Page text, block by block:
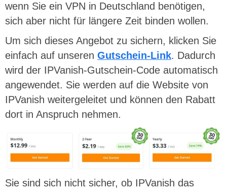
wenn Sie ein VPN in Deutschland benötigen,
sich aber nicht für längere Zeit binden wollen.
Um sich dieses Angebot zu sichern, klicken Sie
einfach auf unseren Gutschein-Link. Dadurch
wird der IPVanish-Gutschein-Code automatisch
angewendet. Sie werden auf die Website von
IPVanish weitergeleitet und können den Rabatt
dort in Anspruch nehmen.
Sie sind sich nicht sicher, ob IPVanish das